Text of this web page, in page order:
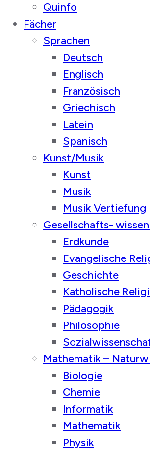
Quinfo
Fächer
Sprachen
Deutsch
Englisch
Französisch
Griechisch
Latein
Spanisch
Kunst/Musik
Kunst
Musik
Musik Vertiefung
Gesellschafts-
Erdkunde
Evangelische
Geschichte
Katholische
Pädagogik
Philosophie
Mathematik –
Biologie
Chemie
Informatik
Mathematik
Physik